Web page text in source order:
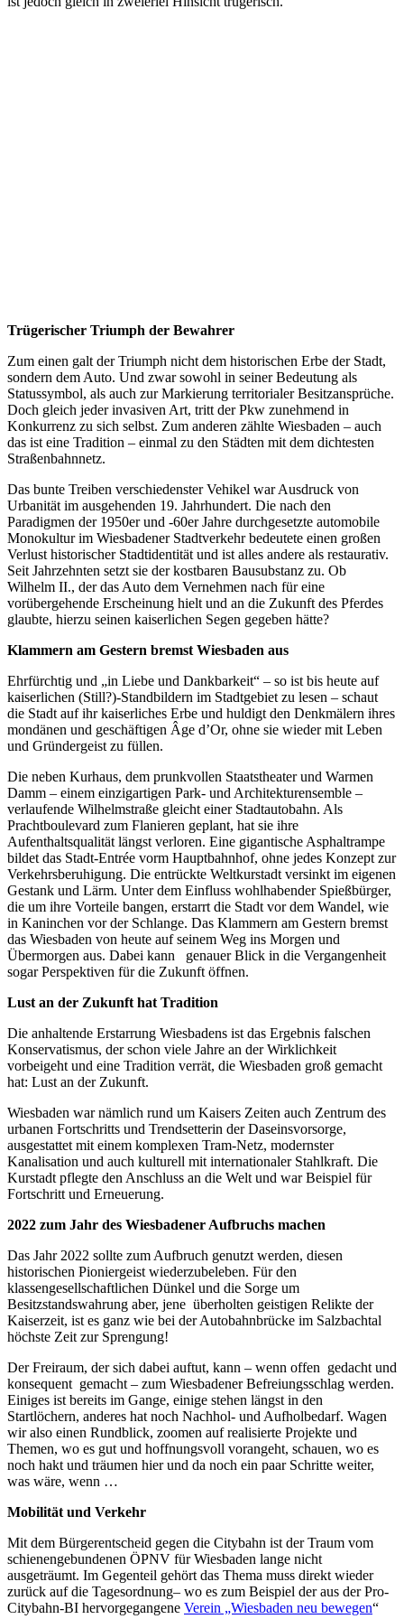
Trügerischer Triumph der Bewahrer
Zum einen galt der Triumph nicht dem historischen Erbe der Stadt,
sondern dem Auto. Und zwar sowohl in seiner Bedeutung als
Statussymbol, als auch zur Markierung territorialer Besitzansprüche.
Doch gleich jeder invasiven Art, tritt der Pkw zunehmend in
Konkurrenz zu sich selbst. Zum anderen zählte Wiesbaden – auch
das ist eine Tradition – einmal zu den Städten mit dem dichtesten
Straßenbahnnetz.
Das bunte Treiben verschiedenster Vehikel war Ausdruck von
Urbanität im ausgehenden 19. Jahrhundert. Die nach den
Paradigmen der 1950er und -60er Jahre durchgesetzte automobile
Monokultur im Wiesbadener Stadtverkehr bedeutete einen großen
Verlust historischer Stadtidentität und ist alles andere als restaurativ.
Seit Jahrzehnten setzt sie der kostbaren Bausubstanz zu. Ob
Wilhelm II., der das Auto dem Vernehmen nach für eine
vorübergehende Erscheinung hielt und an die Zukunft des Pferdes
glaubte, hierzu seinen kaiserlichen Segen gegeben hätte?
Klammern am Gestern bremst Wiesbaden aus
Ehrfürchtig und „in Liebe und Dankbarkeit“ – so ist bis heute auf
kaiserlichen (Still?)-Standbildern im Stadtgebiet zu lesen – schaut
die Stadt auf ihr kaiserliches Erbe und huldigt den Denkmälern ihres
mondänen und geschäftigen Âge d’Or, ohne sie wieder mit Leben
und Gründergeist zu füllen.
Die neben Kurhaus, dem prunkvollen Staatstheater und Warmen
Damm – einem einzigartigen Park- und Architekturensemble –
verlaufende Wilhelmstraße gleicht einer Stadtautobahn. Als
Prachtboulevard zum Flanieren geplant, hat sie ihre
Aufenthaltsqualität längst verloren. Eine gigantische Asphaltrampe
bildet das Stadt-Entrée vorm Hauptbahnhof, ohne jedes Konzept zur
Verkehrsberuhigung. Die entrückte Weltkurstadt versinkt im eigenen
Gestank und Lärm. Unter dem Einfluss wohlhabender Spießbürger,
die um ihre Vorteile bangen, erstarrt die Stadt vor dem Wandel, wie
in Kaninchen vor der Schlange. Das Klammern am Gestern bremst
das Wiesbaden von heute auf seinem Weg ins Morgen und
Übermorgen aus. Dabei kann genauer Blick in die Vergangenheit
sogar Perspektiven für die Zukunft öffnen.
Lust an der Zukunft hat Tradition
Die anhaltende Erstarrung Wiesbadens ist das Ergebnis falschen
Konservatismus, der schon viele Jahre an der Wirklichkeit
vorbeigeht und eine Tradition verrät, die Wiesbaden groß gemacht
hat: Lust an der Zukunft.
Wiesbaden war nämlich rund um Kaisers Zeiten auch Zentrum des
urbanen Fortschritts und Trendsetterin der Daseinsvorsorge,
ausgestattet mit einem komplexen Tram-Netz, modernster
Kanalisation und auch kulturell mit internationaler Stahlkraft. Die
Kurstadt pflegte den Anschluss an die Welt und war Beispiel für
Fortschritt und Erneuerung.
2022 zum Jahr des Wiesbadener Aufbruchs machen
Das Jahr 2022 sollte zum Aufbruch genutzt werden, diesen
historischen Pioniergeist wiederzubeleben. Für den
klassengesellschaftlichen Dünkel und die Sorge um
Besitzstandswahrung aber, jene überholten geistigen Relikte der
Kaiserzeit, ist es ganz wie bei der Autobahnbrücke im Salzbachtal
höchste Zeit zur Sprengung!
Der Freiraum, der sich dabei auftut, kann – wenn offen gedacht und
konsequent gemacht – zum Wiesbadener Befreiungsschlag werden.
Einiges ist bereits im Gange, einige stehen längst in den
Startlöchern, anderes hat noch Nachhol- und Aufholbedarf. Wagen
wir also einen Rundblick, zoomen auf realisierte Projekte und
Themen, wo es gut und hoffnungsvoll vorangeht, schauen, wo es
noch hakt und träumen hier und da noch ein paar Schritte weiter,
was wäre, wenn …
Mobilität und Verkehr
Mit dem Bürgerentscheid gegen die Citybahn ist der Traum vom
schienengebundenen ÖPNV für Wiesbaden lange nicht
ausgeträumt. Im Gegenteil gehört das Thema muss direkt wieder
zurück auf die Tagesordnung– wo es zum Beispiel der aus der Pro-
Citybahn-BI hervorgegangene Verein „Wiesbaden neu bewegen“